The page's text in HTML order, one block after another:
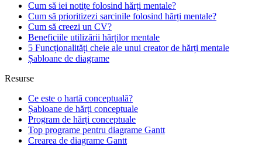
Cum să iei notițe folosind hărți mentale?
Cum să prioritizezi sarcinile folosind hărți mentale?
Cum să creezi un CV?
Beneficiile utilizării hărților mentale
5 Funcționalități cheie ale unui creator de hărți mentale
Șabloane de diagrame
Resurse
Ce este o hartă conceptuală?
Șabloane de hărți conceptuale
Program de hărți conceptuale
Top programe pentru diagrame Gantt
Crearea de diagrame Gantt